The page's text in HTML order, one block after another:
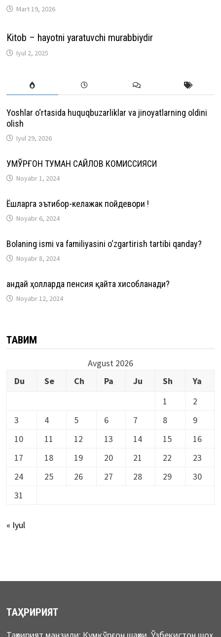
Mart 19, 2026
Kitob – hayotni yaratuvchi murabbiydir
Iyul 2, 2025
Yoshlar o‘rtasida huquqbuzarliklar va jinoyatlarning oldini
olish
Iyul 29, 2026
ҚУМҚЎРҒОН ТУМАН САЙЛОВ КОМИССИЯСИ
Noyabr 1, 2024
Ёшларга эътибор-келажак пойдевори !
Noyabr 6, 2024
Bolaning ismi va familiyasini o‘zgartirish tartibi qanday?
Noyabr 8, 2024
Қандай ҳолларда пенсия қайта хисобланади?
Noyabr 12, 2024
ТАҚВИМ
Avgust 2026
Du
Se Ch Pa Ju Sh
Ya
1
2
3
4 5 6 7 8
9
10
11 12 13 14 15
16
17
18 19 20 21 22
23
24
25 26 27 28 29
30
31
« Iyul
ТАҲРИРИЯТ